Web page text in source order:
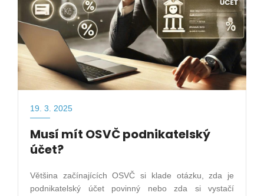
19. 3. 2025
Musí mít OSVČ podnikatelský
účet?
Většina začínajících OSVČ si klade otázku, zda je
podnikatelský účet povinný nebo zda si vystačí